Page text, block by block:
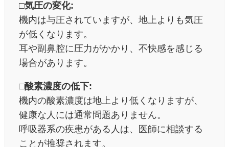
□気圧の変化:
機内は与圧されていますが、地上よりも気圧
が低くなります。
耳や副鼻腔に圧力がかかり、不快感を感じる
場合があります。
□酸素濃度の低下:
機内の酸素濃度は地上より低くなりますが、
健康な人には通常問題ありません。
呼吸器系の疾患がある人は、医師に相談する
ことが推奨されます。